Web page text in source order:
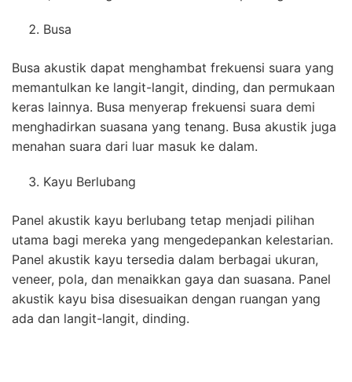
Busa
Busa akustik dapat menghambat frekuensi suara yang
memantulkan ke langit-langit, dinding, dan permukaan
keras lainnya. Busa menyerap frekuensi suara demi
menghadirkan suasana yang tenang. Busa akustik juga
menahan suara dari luar masuk ke dalam.
Kayu Berlubang
Panel akustik kayu berlubang tetap menjadi pilihan
utama bagi mereka yang mengedepankan kelestarian.
Panel akustik kayu tersedia dalam berbagai ukuran,
veneer, pola, dan menaikkan gaya dan suasana. Panel
akustik kayu bisa disesuaikan dengan ruangan yang
ada dan langit-langit, dinding.